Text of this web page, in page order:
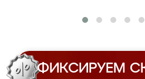
ФИКСИРУЕМ